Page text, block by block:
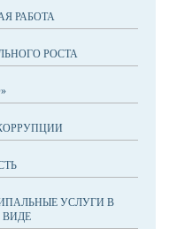
РАБОТА
РОСТА
УСЛУГИ В